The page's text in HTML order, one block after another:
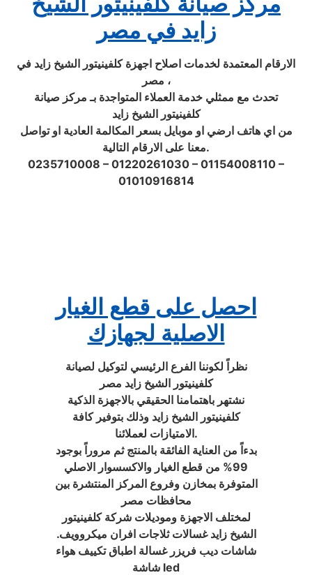
زايد في مصر
الارقام المعتمدة لخدمات اصلاح اجهزة كلفينيتور الشيخ زايد في
مصر ،
تحدث مع ممثلي خدمة العملاء المتواجدة بـ مركز صيانة
كلفينيتور الشيخ زايد
من اي هاتف ارضي او موبايل بسعر المكالمة العادية او تواصل
معنا على الارقام التالية.
0235710008 – 01220261030 – 01154008110 –
01010916814
احصل على قطع الغيار
الاصلية لجهازك
نظراً لكوننا الفرع الرئيسي لتوكيل لصيانة
كلفينيتور الشيخ زايد مصر
نشتهر باهتمامنا الحقيقي بالاجهزة الذكية
كلفينيتور الشيخ زايد وذلك بتوفير كافة
الامتيازات لعملائنا.
بدءاً من العناية الفائقة بالمنتج ثم مروراً بوجود
99% من قطع الغيار والاكسسوار الاصلي
المتوفرة بمخازن وفروع المركز المنتشرة بين
محافظات مصر
لمختلف الاجهزة وموديلات شركة كلفينيتور
الشيخ زايد غسالات ثلاجات افران ميكروويف.
شاشات ديب فريزر غسالة اطباق تكييف هواء
شاشة led